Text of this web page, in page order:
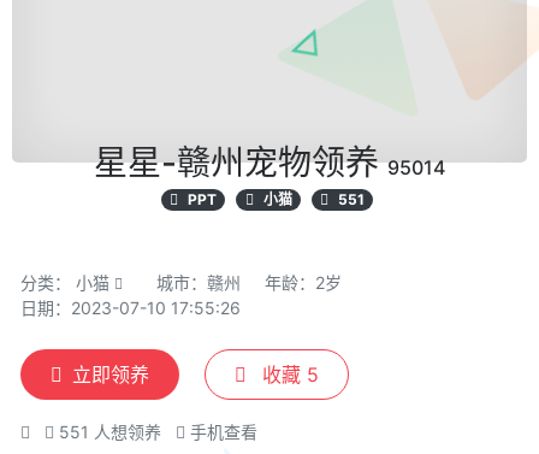
星星-赣州宠物领养95014
PPT 小猫 551
分类： 小猫 城市：赣州
年龄：2岁
日期：2023-07-10 17:55:26
立即领养 收藏 5
551 人想领养 手机查看